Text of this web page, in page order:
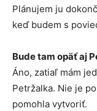
Plánujem ju
keď budem s
Bude tam opäť aj
Áno, zatiaľ mám
Petržalka. Nie je
pomohla vytvoriť.